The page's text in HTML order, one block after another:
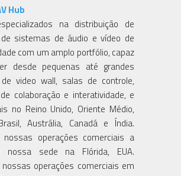
Hub
na distribuição de
sistemas de áudio e vídeo de
com um amplo portfólio, capaz
desde pequenas até grandes
video wall, salas de controle,
colaboração e interatividade, e
no Reino Unido, Oriente Médio,
Austrália, Canadá e Índia.
nossas operações comerciais a
nossa sede na Flórida, EUA.
operações comerciais em